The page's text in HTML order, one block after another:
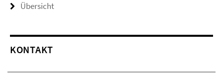
Übersicht
KONTAKT